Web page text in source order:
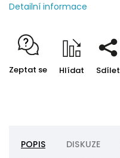
Detailní informace
Zeptat se Hlídat Sdílet
POPIS DISKUZE